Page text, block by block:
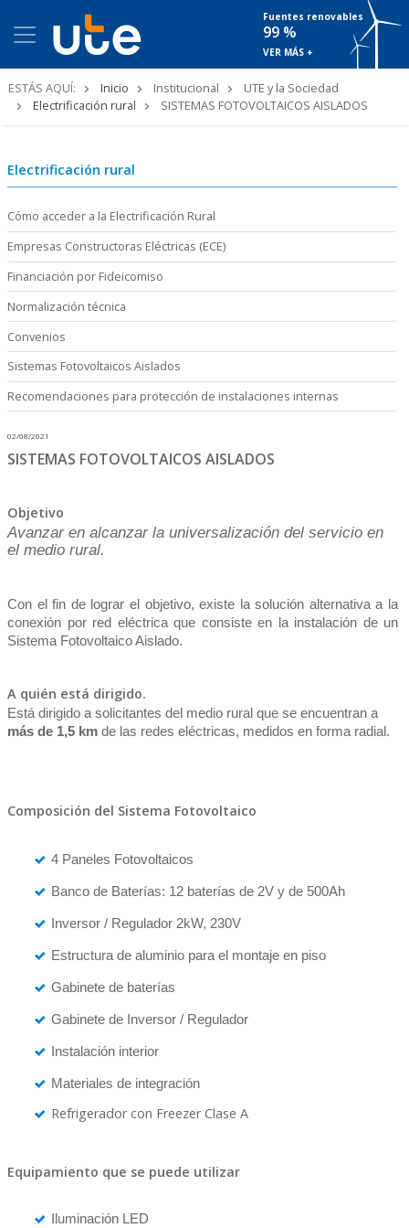
Fuentes renovables
99 %
VER MÁS +
ESTÁS AQUÍ: Inicio Institucional
UTE y la Sociedad
Electrificación rural
SISTEMAS FOTOVOLTAICOS AISLADOS
Electrificación rural
Cómo acceder a la Electrificación Rural
Empresas Constructoras Eléctricas (ECE)
Financiación por Fideicomiso
Normalización técnica
Convenios
Sistemas Fotovoltaicos Aislados
Recomendaciones para protección de instalaciones internas
02/08/2021
SISTEMAS FOTOVOLTAICOS AISLADOS
Objetivo
Avanzar en alcanzar la universalización del servicio en
el medio rural.
Con el fin de lograr el objetivo, existe la solución alternativa a la
conexión por red eléctrica que consiste en la instalación de un
Sistema Fotovoltaico Aislado.
A quién está dirigido.
Está dirigido a solicitantes del medio rural que se encuentran a
más de 1,5 km de las redes eléctricas, medidos en forma radial.
Composición del Sistema Fotovoltaico
4 Paneles Fotovoltaicos
Banco de Baterías: 12 baterías de 2V y de 500Ah
Inversor / Regulador 2kW, 230V
Estructura de aluminio para el montaje en piso
Gabinete de baterías
Gabinete de Inversor / Regulador
Instalación interior
Materiales de integración
Refrigerador con Freezer Clase A
Equipamiento que se puede utilizar
Iluminación LED